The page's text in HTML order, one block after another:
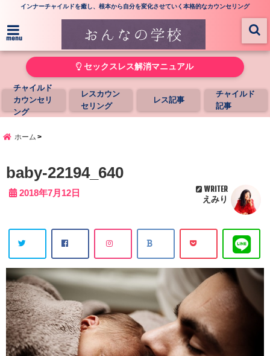
インナーチャイルドを癒し、根本から自分を変化させていく本格的なカウンセリング
menu
セックスレス解消マニュアル
チャイルド
カウンセリ
ング
レスカウン
セリング
レス記事
チャイルド
記事
ホーム
baby-22194_640
2018年7月12日 WRITER
えみり